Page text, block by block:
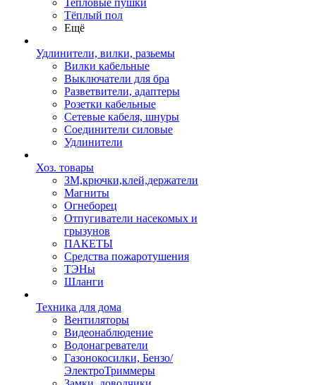
Тепловые пушки
Тёплый пол
Ещё
Удлинители, вилки, разьемы
Вилки кабельные
Выключатели для бра
Разветвители, адаптеры
Розетки кабельные
Сетевые кабеля, шнуры
Соединители силовые
Удлинители
Хоз. товары
ЗМ,крючки,клей,держатели
Магниты
Огнеборец
Отпугиватели насекомых и
грызунов
ПАКЕТЫ
Средства пожаротушения
ТЭНы
Шланги
Техника для дома
Вентиляторы
Видеонаблюдение
Водонагреватели
Газонокосилки, Бензо/
ЭлектроТриммеры